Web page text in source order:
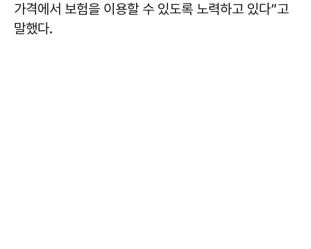
가격에서 보험을 이용할 수 있도록 노력하고 있다”고
말했다.